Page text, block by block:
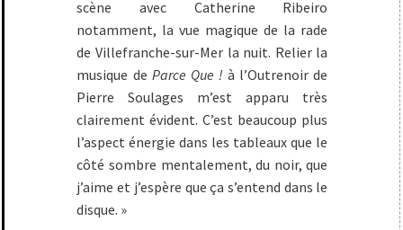
scène avec Catherine Ribeiro
notamment, la vue magique de la rade
de Villefranche-sur-Mer la nuit. Relier la
musique de Parce Que ! à l’Outrenoir de
Pierre Soulages m’est apparu très
clairement évident. C’est beaucoup plus
l’aspect énergie dans les tableaux que le
côté sombre mentalement, du noir, que
j’aime et j’espère que ça s’entend dans le
disque. »